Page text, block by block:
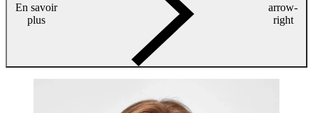
En savoir
plus
arrow-
right